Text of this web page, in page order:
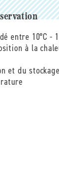
entre 10°C -
à la
et du